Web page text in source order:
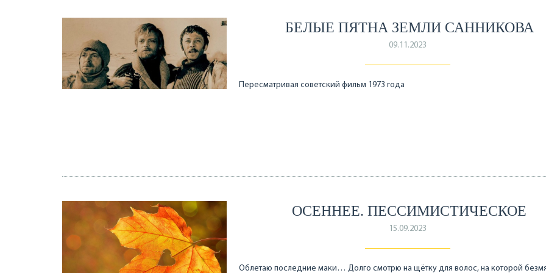
БЕЛЫЕ ПЯТНА ЗЕМЛИ САННИКОВА
09.11.2023
Пересматривая советский фильм 1973 года
ОСЕННЕЕ. ПЕССИМИСТИЧЕСКОЕ
15.09.2023
Облетаю последние маки… Долго смотрю на щётку для волос, на которой